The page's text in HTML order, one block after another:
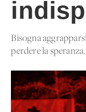
Bisogna
perdere la